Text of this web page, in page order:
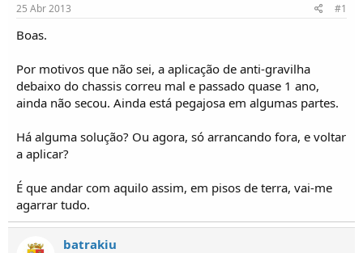
d
e
p
i
c
s
25 Abr 2013 #1
Boas.
Por motivos que não sei, a aplicação de anti-gravilha
debaixo do chassis correu mal e passado quase 1 ano,
ainda não secou. Ainda está pegajosa em algumas partes.
Há alguma solução? Ou agora, só arrancando fora, e voltar
a aplicar?
É que andar com aquilo assim, em pisos de terra, vai-me
agarrar tudo.
batrakiu